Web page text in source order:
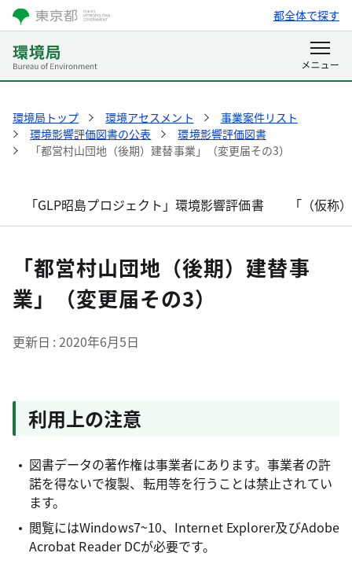
都全体で探す
環境局トップ 環境アセスメント
事業案件リスト
環境影響評価図書の公表
環境影響評価図書
「都営村山団地（後期）建替事業」（変更届その3）
「GLP昭島プロジェクト」環境影響評価書 「（仮称
「都営村山団地（後期）建替事
業」（変更届その3）
更新日 2020年6月5日
利用上の注意
図書データの著作権は事業者にあります。事業者の許
諾を得ないで複製、転用等を行うことは禁止されてい
ます。
閲覧にはWindows7~10、Internet Explorer及びAdobe
Acrobat Reader DCが必要です。